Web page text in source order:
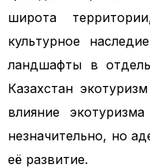
широта
культурное
ландшафты в
Казахстан
влияние
незначительно, но
её развитие.